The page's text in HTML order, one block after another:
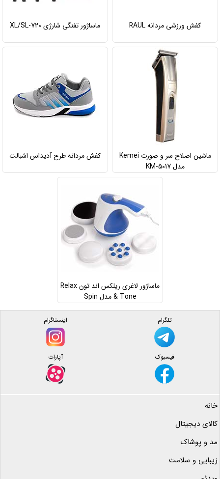
کفش ورزشی مردانه RAUL ماساژور تفنگی شارژی XL/SL-720
ماشین اصلاح سر و صورت Kemei
مدل KM-5017
کفش مردانه طرح آدیداس اشبالت
ماساژور لاغری ریلکس اند تون Relax
& Tone مدل Spin
تلگرام اینستاگرام
فیسبوک آپارات
خانه
کالای دیجیتال
مد و پوشاک
زیبایی و سلامت